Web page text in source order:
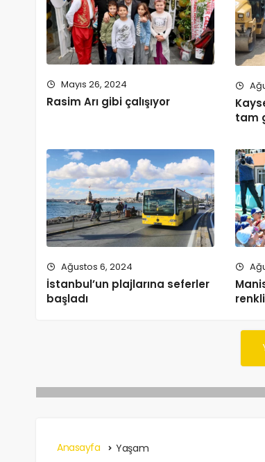
Mayıs 26, 2024
Rasim Arı gibi çalışıyor
tam
Ağustos 6, 2024
İstanbul’un plajlarına seferler
başladı
Anasayfa Yaşam